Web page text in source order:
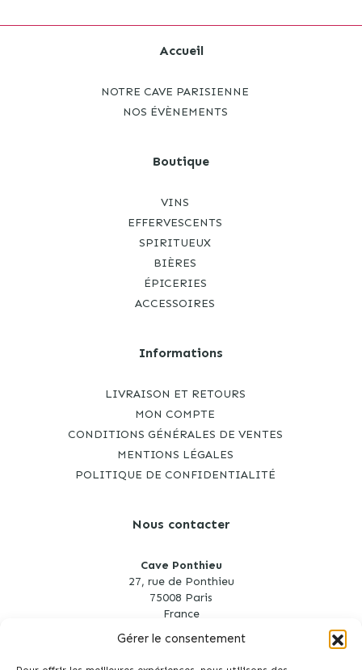
Gérer le consentement
Accueil
NOTRE CAVE PARISIENNE
NOS ÉVÈNEMENTS
Boutique
VINS
EFFERVESCENTS
SPIRITUEUX
BIÈRES
ÉPICERIES
ACCESSOIRES
Informations
LIVRAISON ET RETOURS
MON COMPTE
CONDITIONS GÉNÉRALES DE VENTES
MENTIONS LÉGALES
POLITIQUE DE CONFIDENTIALITÉ
Nous contacter
Cave Ponthieu
27, rue de Ponthieu
75008 Paris
France
cave.ponthieu@gmail.com